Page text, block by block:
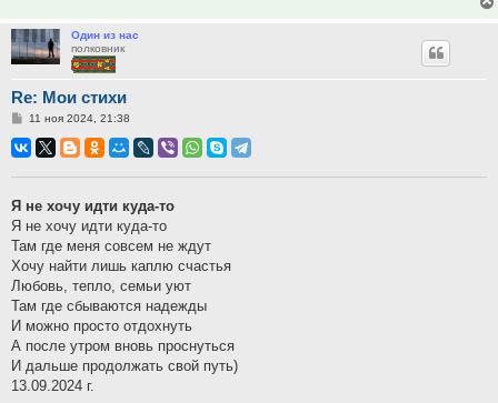
Один из нас
полковник
Re: Мои стихи
Сообщение
11 ноя 2024, 21:38
Я не хочу идти куда-то
Я не хочу идти куда-то
Там где меня совсем не ждут
Хочу найти лишь каплю счастья
Любовь, тепло, семьи уют
Там где сбываются надежды
И можно просто отдохнуть
А после утром вновь проснуться
И дальше продолжать свой путь)
13.09.2024 г.